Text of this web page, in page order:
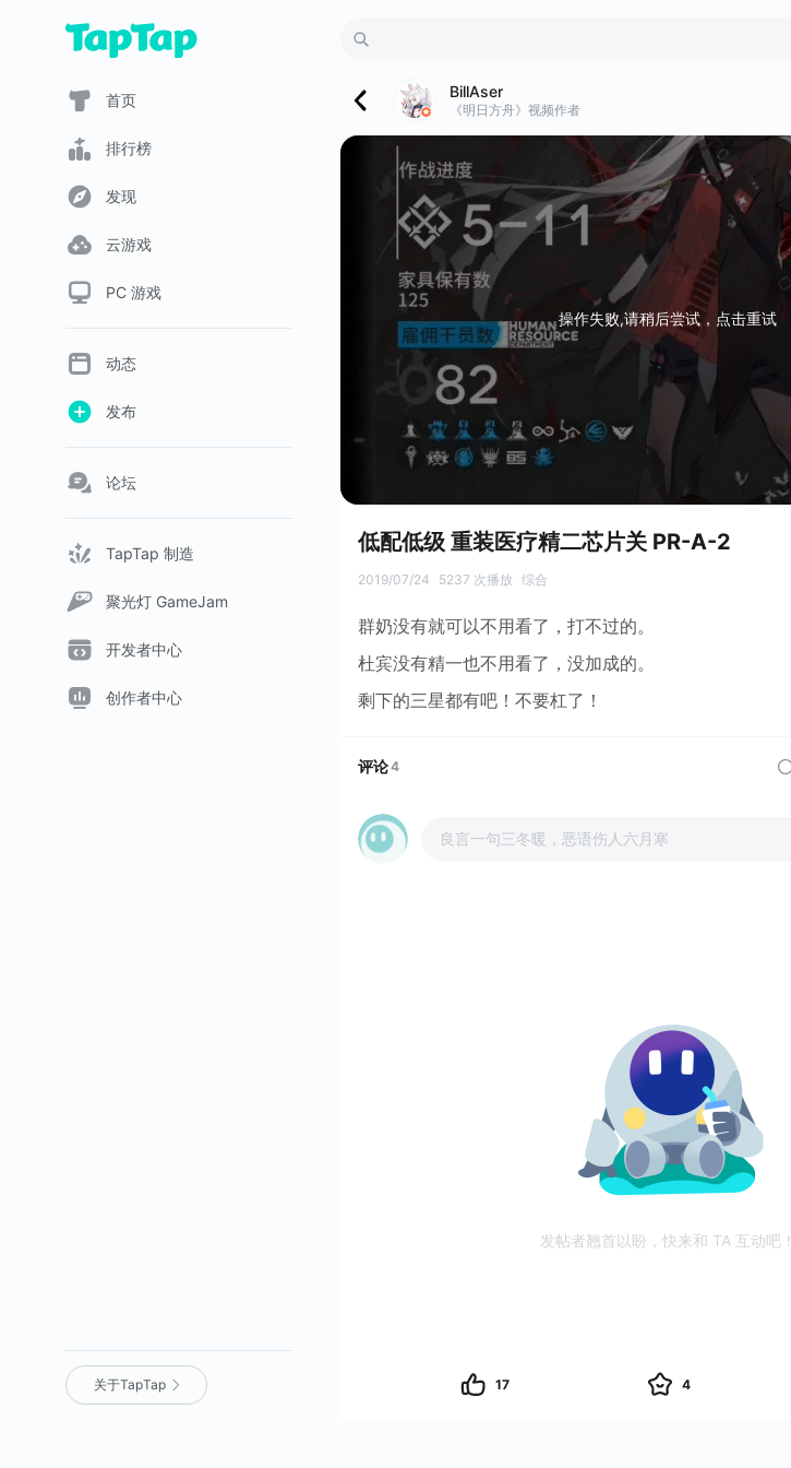
首页
排行榜
发现
云游戏
PC 游戏
动态
发布
论坛
TapTap 制造
聚光灯 GameJam
开发者中心
创作者中心
关于TapTap
BillAser
《明日方舟》视频作者
操作失败,请稍后尝试，点击重试
低配低级 重装医疗精二芯片关 PR-A-2
2019/07/24 5237 次播放 综合
群奶没有就可以不用看了，打不过的。
杜宾没有精一也不用看了，没加成的。
剩下的三星都有吧！不要杠了！
评论4
良言一句三冬暖，恶语伤人六月寒
发帖者翘首以盼，快来和 TA 互动吧！
17 4